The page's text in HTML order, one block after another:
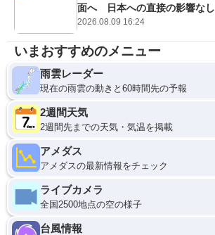
面へ 日本への直接の影響なし
2026.08.09 16:24
いまおすすめのメニュー
雨雲レーダー
現在の雨雲の動きと60時間先の予報
2週間天気
2週間先までの天気・気温を掲載
アメダス
アメダスの最新情報をチェック
ライブカメラ
全国2500地点の空の様子
台風情報